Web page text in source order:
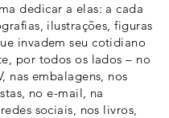
dedicar a elas: a cada
ilustrações, figuras
invadem seu cotidiano
por todos os lados – no
nas embalagens, nos
no e-mail, na
sociais, nos livros,